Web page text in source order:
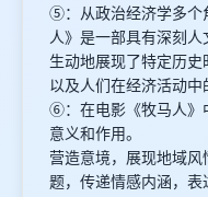
⑤：从政治经济学多个
人》是一部具有深刻人
生动地展现了特定历史
以及人们在经济活动中
⑥：在电影《牧马人》
意义和作用。
营造意境，展现地域
题，传递情感内涵，表